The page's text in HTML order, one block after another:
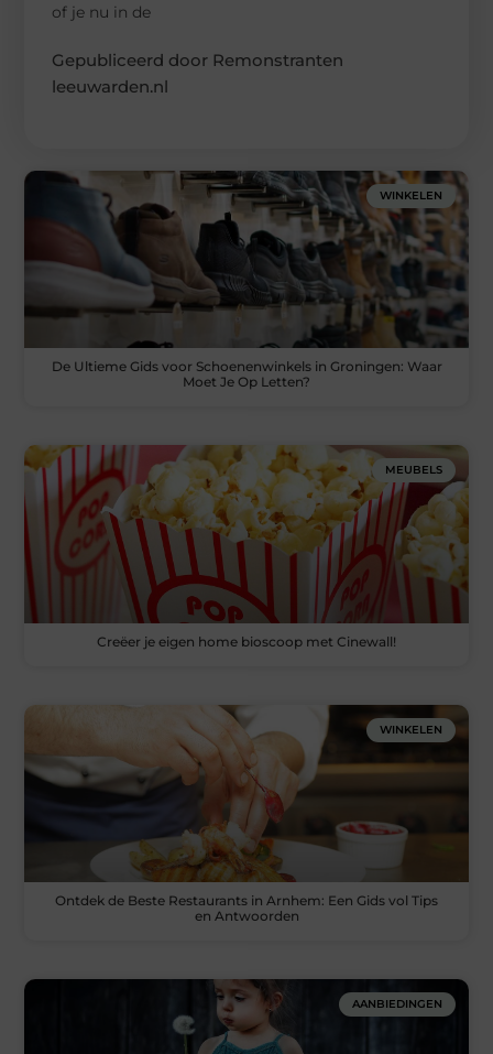
of je nu in de
Gepubliceerd door Remonstranten
leeuwarden.nl
WINKELEN
De Ultieme Gids voor Schoenenwinkels in Groningen: Waar
Moet Je Op Letten?
MEUBELS
Creëer je eigen home bioscoop met Cinewall!
WINKELEN
Ontdek de Beste Restaurants in Arnhem: Een Gids vol Tips
en Antwoorden
AANBIEDINGEN